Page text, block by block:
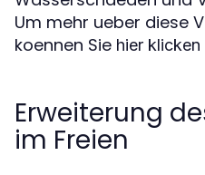
Um mehr ueber diese
koennen Sie hier
Erweiterung
im Freien